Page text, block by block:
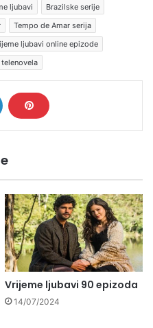
ljubavi
Brazilske serije
Tempo de Amar serija
ljubavi online epizode
Vrijeme ljubavi 90 epizoda
14/07/2024